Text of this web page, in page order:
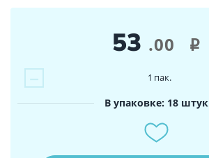
53 .00 i
− 1 пак.
В упаковке: 18 штук